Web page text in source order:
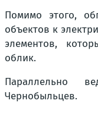
Помимо этого,
объектов к
элементов,
облик.
Параллельно
Чернобыльцев.